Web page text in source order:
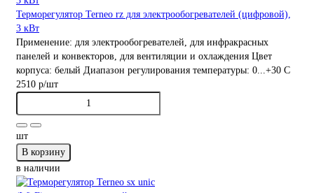
Терморегулятор Terneo rz для электрообогревателей (цифровой),
3 кВт
Применение: для электрообогревателей, для инфракрасных
панелей и конвекторов, для вентиляции и охлаждения Цвет
корпуса: белый Диапазон регулирования температуры: 0...+30 С
2510 р/шт
шт
В корзину
в наличии